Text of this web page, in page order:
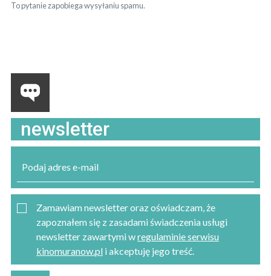
To pytanie zapobiega wysyłaniu spamu.
newsletter
Zamawiam newsletter oraz oświadczam, że
zapoznałem się z zasadami świadczenia usługi
newsletter zawartymi wregulaminie serwisu
kinomuranow.pl i akceptuję jego treść.